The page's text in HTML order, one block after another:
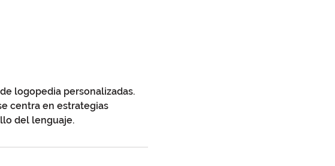
logopedia personalizadas.
centra en estrategias
del lenguaje.